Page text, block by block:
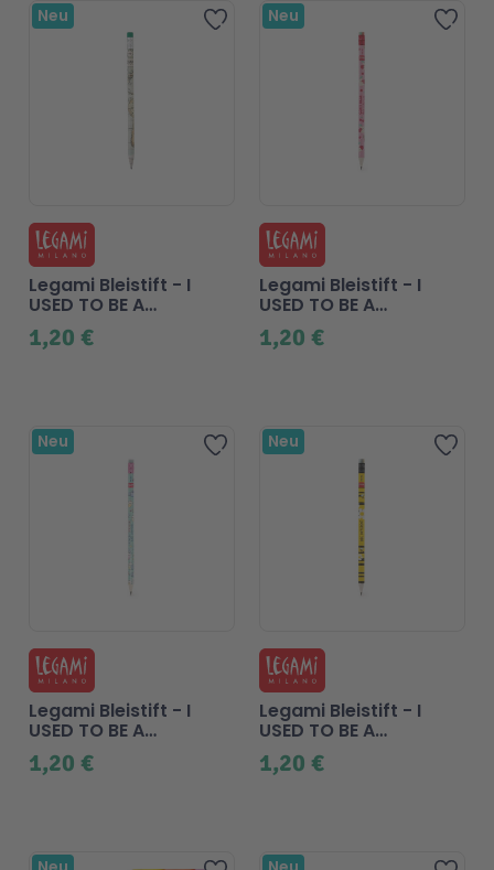
Zur Wunschliste hinzufügen
Neu
1,20 €
Legami Bleistift - I
USED TO BE A
NEWSPAPER - Travel
Zur
Neu
Beliebt
1,20 €
Legami Bleistift - I
USED TO BE A
NEWSPAPER -
Teddybär
Zur Wunschliste hinzufügen
Neu
1,20 €
Legami Bleistift - I
USED TO BE A
NEWSPAPER - Kitty
Zur
Neu
Beliebt
1,20 €
Legami Bleistift - I
USED TO BE A
NEWSPAPER - Biene